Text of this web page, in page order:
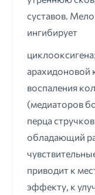
суставов.
ингибирует
арахидоновой
воспаления
(медиаторов
перца
обладающий
приводит к
эффекту, к